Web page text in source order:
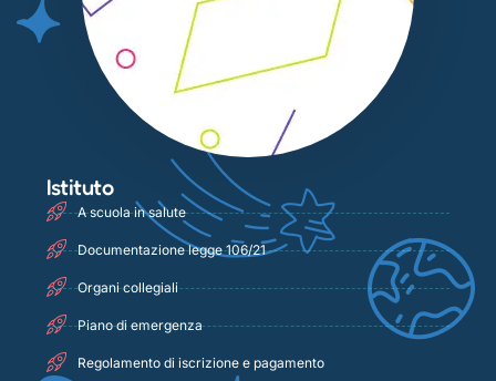
Istituto
A scuola in salute
Documentazione legge 106/21
Organi collegiali
Piano di emergenza
Regolamento di iscrizione e pagamento